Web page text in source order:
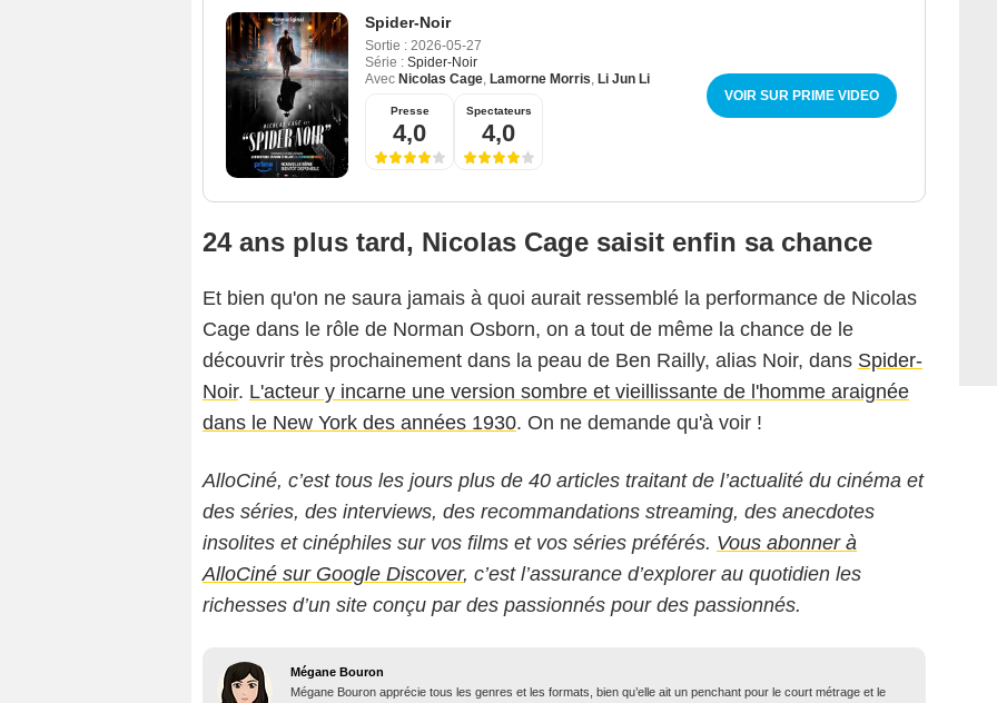
Spider-Noir
Sortie : 2026-05-27
Série : Spider-Noir
Avec Nicolas Cage, Lamorne Morris, Li Jun Li
Presse
4,0
Spectateurs
4,0
VOIR SUR PRIME VIDEO
24 ans plus tard, Nicolas Cage saisit enfin sa chance
Et bien qu'on ne saura jamais à quoi aurait ressemblé la performance de Nicolas
Cage dans le rôle de Norman Osborn, on a tout de même la chance de le
découvrir très prochainement dans la peau de Ben Railly, alias Noir, dans Spider-
Noir. L'acteur y incarne une version sombre et vieillissante de l'homme araignée
dans le New York des années 1930. On ne demande qu'à voir !
AlloCiné, c’est tous les jours plus de 40 articles traitant de l’actualité du cinéma et
des séries, des interviews, des recommandations streaming, des anecdotes
insolites et cinéphiles sur vos films et vos séries préférés. Vous abonner à
AlloCiné sur Google Discover, c’est l’assurance d’explorer au quotidien les
richesses d’un site conçu par des passionnés pour des passionnés.
Mégane Bouron
Mégane Bouron apprécie tous les genres et les formats, bien qu’elle ait un penchant pour le court métrage et le